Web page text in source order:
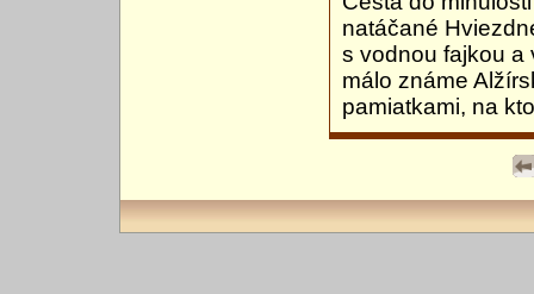
natáčané
s vodnou fajkou a
málo známe
pamiatkami, na